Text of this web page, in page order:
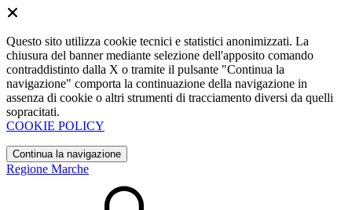
Questo sito utilizza cookie tecnici e statistici anonimizzati. La
chiusura del banner mediante selezione dell'apposito comando
contraddistinto dalla X o tramite il pulsante "Continua la
navigazione" comporta la continuazione della navigazione in
assenza di cookie o altri strumenti di tracciamento diversi da quelli
sopracitati.
COOKIE POLICY
Continua la navigazione
Regione Marche